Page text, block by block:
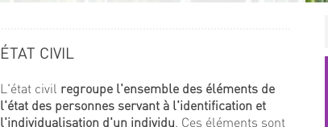
ÉTAT CIVIL
L'état civil regroupe l'ensemble des éléments de
l'état des personnes servant à l'identification et
l'individualisation d'un individu. Ces éléments sont